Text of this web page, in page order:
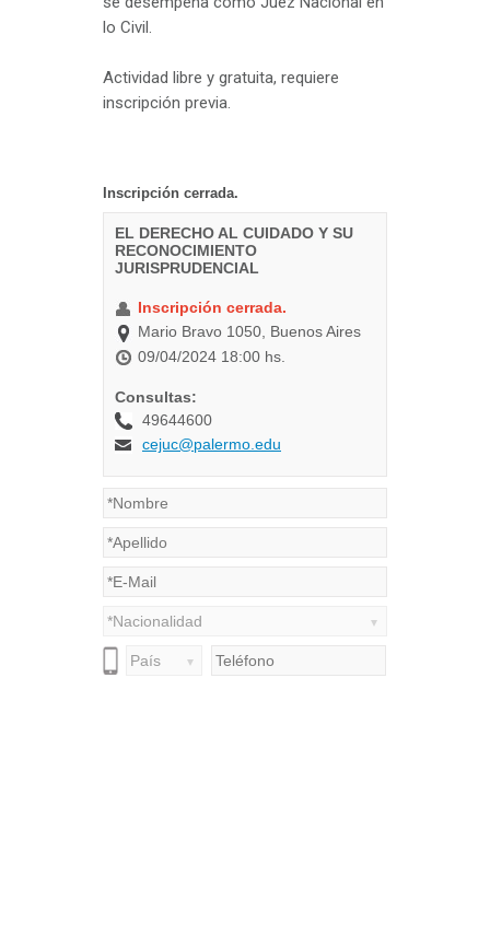
lo Civil.
Actividad libre y gratuita, requiere
inscripción previa.